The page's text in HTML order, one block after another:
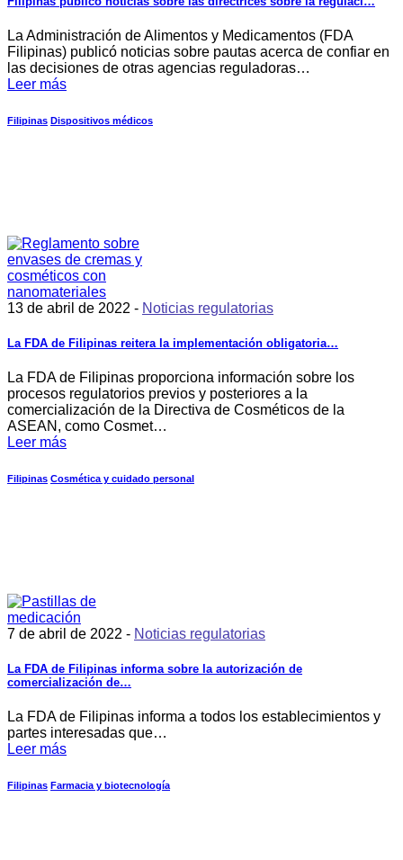
La Administración de Alimentos y Medicamentos (FDA
Filipinas) publicó noticias sobre pautas acerca de confiar en
las decisiones de otras agencias reguladoras…
Leer más
Filipinas Dispositivos médicos
13 de abril de 2022 - Noticias regulatorias
La FDA de Filipinas reitera la implementación obligatoria…
La FDA de Filipinas proporciona información sobre los
procesos regulatorios previos y posteriores a la
comercialización de la Directiva de Cosméticos de la
ASEAN, como Cosmet…
Leer más
Filipinas Cosmética y cuidado personal
7 de abril de 2022 - Noticias regulatorias
La FDA de Filipinas informa sobre la autorización de
comercialización de…
La FDA de Filipinas informa a todos los establecimientos y
partes interesadas que…
Leer más
Filipinas Farmacia y biotecnología